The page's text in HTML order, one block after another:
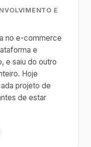
E
no e-commerce
e
e saiu do outro
Hoje
projeto de
de estar